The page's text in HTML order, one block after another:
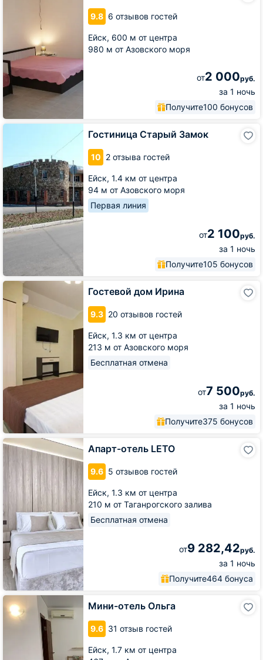
9.8 6 отзывов гостей
Ейск, 600 м от центра
980 м от Азовского моря
от2 000руб.
за 1 ночь
Получите100 бонусов
Гостиница Старый Замок
10 2 отзыва гостей
Ейск, 1.4 км от центра
94 м от Азовского моря
Первая линия
от2 100руб.
за 1 ночь
Получите105 бонусов
Гостиница
Гостевой дом Ирина
9.3 20 отзывов гостей
Ейск, 1.3 км от центра
213 м от Азовского моря
Бесплатная отмена
от7 500руб.
за 1 ночь
Получите375 бонусов
Гостевой
Ирина
Апарт-отель LETO
9.6 5 отзывов гостей
Ейск, 1.3 км от центра
210 м от Таганрогского залива
Бесплатная отмена
от9 282,42руб.
за 1 ночь
Получите464 бонуса
Апарт-
Мини-отель Ольга
9.6 31 отзыв гостей
Ейск, 1.7 км от центра
Мини-
отель
Ольга